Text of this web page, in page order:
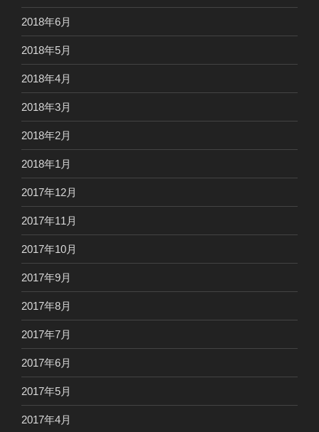
2018年6月
2018年5月
2018年4月
2018年3月
2018年2月
2018年1月
2017年12月
2017年11月
2017年10月
2017年9月
2017年8月
2017年7月
2017年6月
2017年5月
2017年4月